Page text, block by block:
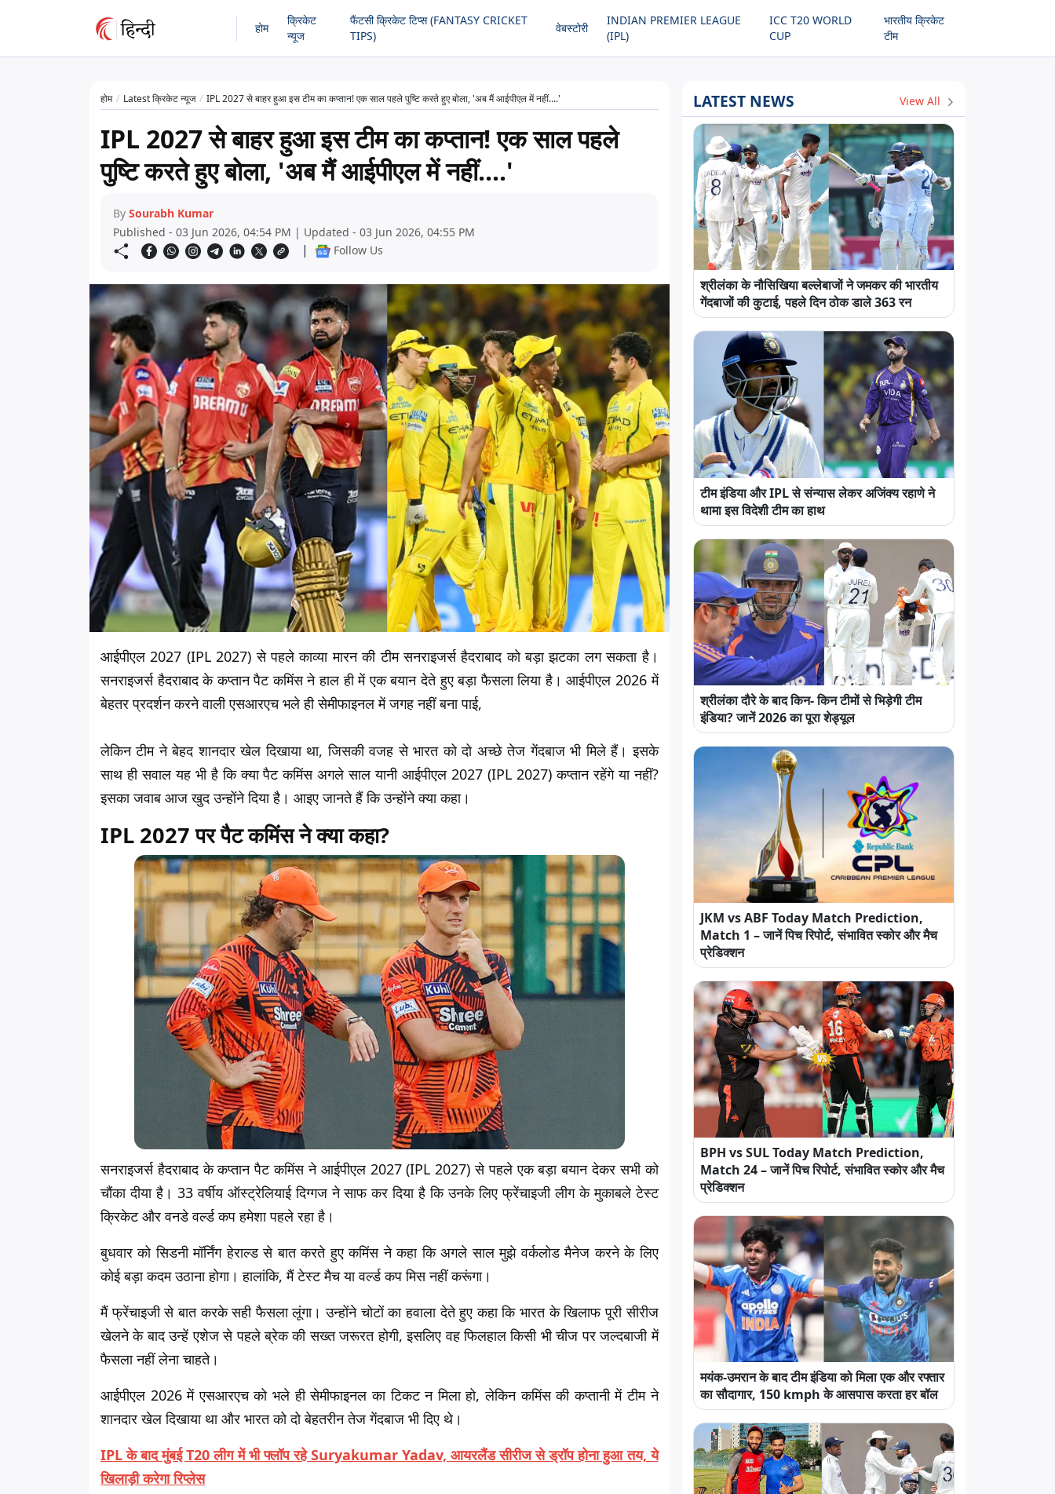
होम
क्रिकेट
न्यूज
फैंटसी क्रिकेट टिप्स (FANTASY CRICKET
TIPS)
वेबस्टोरी
INDIAN PREMIER LEAGUE
(IPL)
ICC T20 WORLD
CUP
भारतीय क्रिकेट
टीम
होम Latest क्रिकेट न्यूज IPL 2027 से बाहर हुआ इस टीम का कप्तान! एक साल पहले पुष्टि करते हुए बोला, 'अब मैं आईपीएल में नहीं....'
IPL 2027 से बाहर हुआ इस टीम का कप्तान! एक साल पहले
पुष्टि करते हुए बोला, 'अब मैं आईपीएल में नहीं....'
By Sourabh Kumar
Published - 03 Jun 2026, 04:54 PM | Updated - 03 Jun 2026, 04:55 PM
| Follow Us
आईपीएल 2027 (IPL 2027) से पहले काव्या मारन की टीम सनराइजर्स हैदराबाद को बड़ा झटका लग सकता है।
सनराइजर्स हैदराबाद के कप्तान पैट कमिंस ने हाल ही में एक बयान देते हुए बड़ा फैसला लिया है। आईपीएल 2026 में
बेहतर प्रदर्शन करने वाली एसआरएच भले ही सेमीफाइनल में जगह नहीं बना पाई,
लेकिन टीम ने बेहद शानदार खेल दिखाया था, जिसकी वजह से भारत को दो अच्छे तेज गेंदबाज भी मिले हैं। इसके
साथ ही सवाल यह भी है कि क्या पैट कमिंस अगले साल यानी आईपीएल 2027 (IPL 2027) कप्तान रहेंगे या नहीं?
इसका जवाब आज खुद उन्होंने दिया है। आइए जानते हैं कि उन्होंने क्या कहा।
IPL 2027 पर पैट कमिंस ने क्या कहा?
सनराइजर्स हैदराबाद के कप्तान पैट कमिंस ने आईपीएल 2027 (IPL 2027) से पहले एक बड़ा बयान देकर सभी को
चौंका दीया है। 33 वर्षीय ऑस्ट्रेलियाई दिग्गज ने साफ कर दिया है कि उनके लिए फ्रेंचाइजी लीग के मुकाबले टेस्ट
क्रिकेट और वनडे वर्ल्ड कप हमेशा पहले रहा है।
बुधवार को सिडनी मॉर्निंग हेराल्ड से बात करते हुए कमिंस ने कहा कि अगले साल मुझे वर्कलोड मैनेज करने के लिए
कोई बड़ा कदम उठाना होगा। हालांकि, मैं टेस्ट मैच या वर्ल्ड कप मिस नहीं करूंगा।
मैं फ्रेंचाइजी से बात करके सही फैसला लूंगा। उन्होंने चोटों का हवाला देते हुए कहा कि भारत के खिलाफ पूरी सीरीज
खेलने के बाद उन्हें एशेज से पहले ब्रेक की सख्त जरूरत होगी, इसलिए वह फिलहाल किसी भी चीज पर जल्दबाजी में
फैसला नहीं लेना चाहते।
आईपीएल 2026 में एसआरएच को भले ही सेमीफाइनल का टिकट न मिला हो, लेकिन कमिंस की कप्तानी में टीम ने
शानदार खेल दिखाया था और भारत को दो बेहतरीन तेज गेंदबाज भी दिए थे।
IPL के बाद मुंबई T20 लीग में भी फ्लॉप रहे Suryakumar Yadav, आयरलैंड सीरीज से ड्रॉप होना हुआ तय, ये
खिलाड़ी करेगा रिप्लेस
LATEST NEWS View All
श्रीलंका के नौसिखिया बल्लेबाजों ने जमकर की भारतीय
गेंदबाजों की कुटाई, पहले दिन ठोक डाले 363 रन
टीम इंडिया और IPL से संन्यास लेकर अजिंक्य रहाणे ने
थामा इस विदेशी टीम का हाथ
श्रीलंका दौरे के बाद किन- किन टीमों से भिड़ेगी टीम
इंडिया? जानें 2026 का पूरा शेड्यूल
JKM vs ABF Today Match Prediction,
Match 1 – जानें पिच रिपोर्ट, संभावित स्कोर और मैच
प्रेडिक्शन
BPH vs SUL Today Match Prediction,
Match 24 – जानें पिच रिपोर्ट, संभावित स्कोर और मैच
प्रेडिक्शन
मयंक-उमरान के बाद टीम इंडिया को मिला एक और रफ्तार
का सौदागार, 150 kmph के आसपास करता हर बॉल